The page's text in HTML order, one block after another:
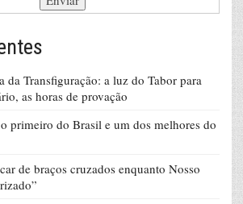
da Transfiguração: a luz do Tabor para
as horas de provação
primeiro do Brasil e um dos melhores do
de braços cruzados enquanto Nosso